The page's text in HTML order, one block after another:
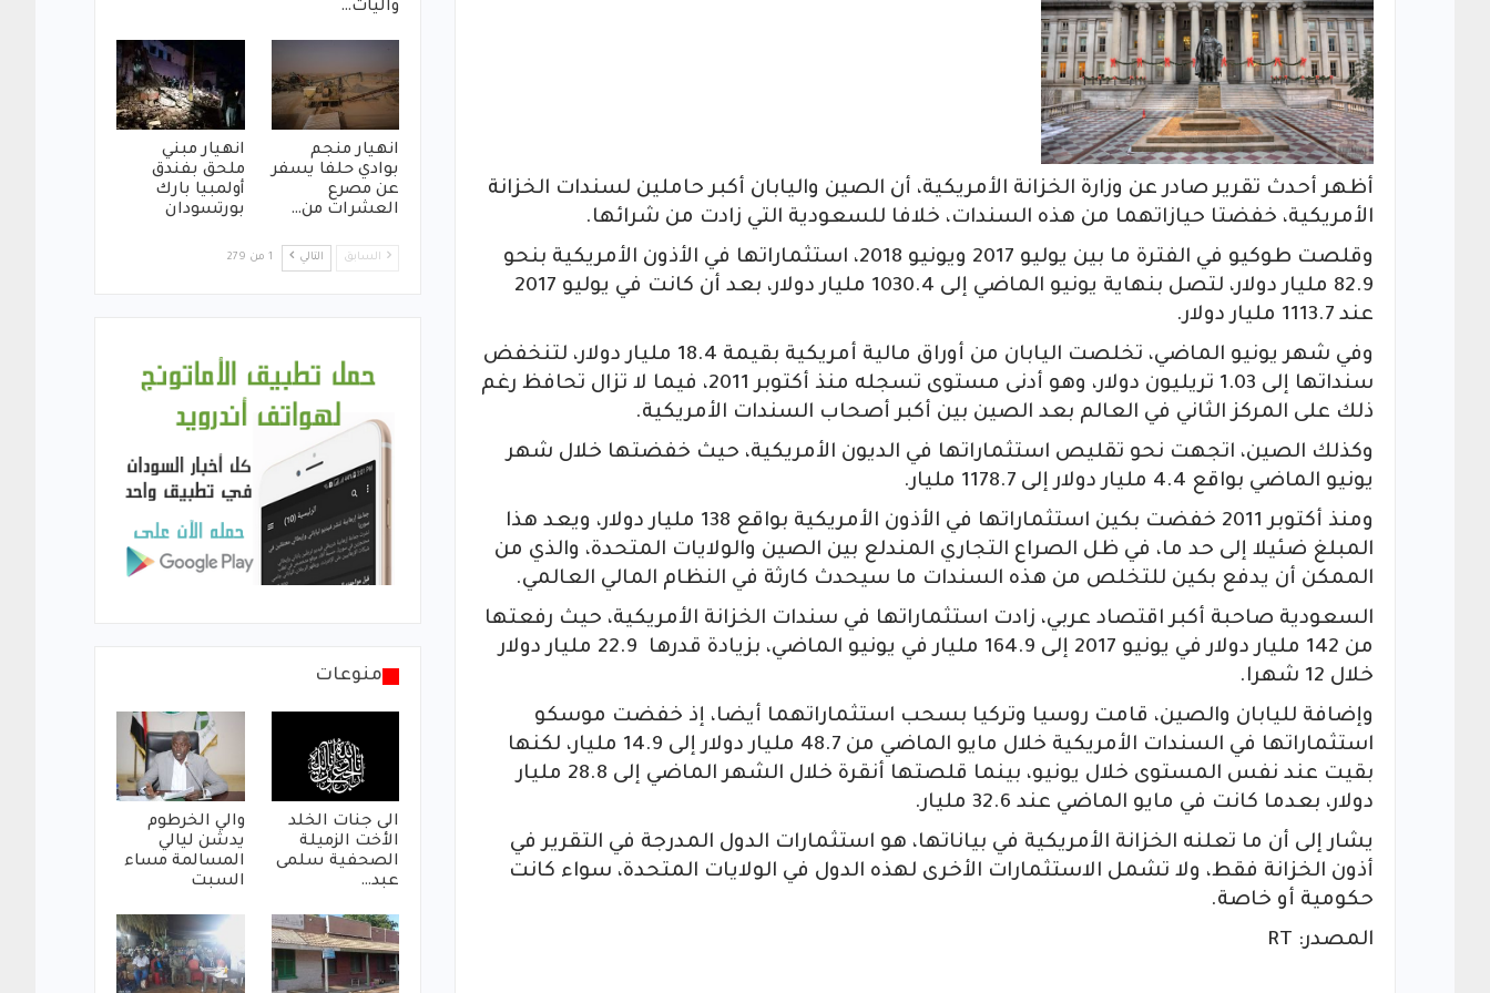
أظهر أحدث تقرير صادر عن وزارة الخزانة الأمريكية، أن الصين واليابان أكبر حاملين لسندات الخزانة
الأمريكية، خفضتا حيازاتهما من هذه السندات، خلافا للسعودية التي زادت من شرائها.
وقلصت طوكيو في الفترة ما بين يوليو 2017 ويونيو 2018، استثماراتها في الأذون الأمريكية بنحو
82.9 مليار دولار، لتصل بنهاية يونيو الماضي إلى 1030.4 مليار دولار، بعد أن كانت في يوليو 2017
عند 1113.7 مليار دولار.
وفي شهر يونيو الماضي، تخلصت اليابان من أوراق مالية أمريكية بقيمة 18.4 مليار دولار، لتنخفض
سنداتها إلى 1.03 تريليون دولار، وهو أدنى مستوى تسجله منذ أكتوبر 2011، فيما لا تزال تحافظ رغم
ذلك على المركز الثاني في العالم بعد الصين بين أكبر أصحاب السندات الأمريكية.
وكذلك الصين، اتجهت نحو تقليص استثماراتها في الديون الأمريكية، حيث خفضتها خلال شهر
يونيو الماضي بواقع 4.4 مليار دولار إلى 1178.7 مليار.
ومنذ أكتوبر 2011 خفضت بكين استثماراتها في الأذون الأمريكية بواقع 138 مليار دولار، ويعد هذا
المبلغ ضئيلا إلى حد ما، في ظل الصراع التجاري المندلع بين الصين والولايات المتحدة، والذي من
الممكن أن يدفع بكين للتخلص من هذه السندات ما سيحدث كارثة في النظام المالي العالمي.
السعودية صاحبة أكبر اقتصاد عربي، زادت استثماراتها في سندات الخزانة الأمريكية، حيث رفعتها
من 142 مليار دولار في يونيو 2017 إلى 164.9 مليار في يونيو الماضي، بزيادة قدرها 22.9 مليار دولار
خلال 12 شهرا.
وإضافة لليابان والصين، قامت روسيا وتركيا بسحب استثماراتهما أيضا، إذ خفضت موسكو
استثماراتها في السندات الأمريكية خلال مايو الماضي من 48.7 مليار دولار إلى 14.9 مليار، لكنها
بقيت عند نفس المستوى خلال يونيو، بينما قلصتها أنقرة خلال الشهر الماضي إلى 28.8 مليار
دولار، بعدما كانت في مايو الماضي عند 32.6 مليار.
يشار إلى أن ما تعلنه الخزانة الأمريكية في بياناتها، هو استثمارات الدول المدرجة في التقرير في
أذون الخزانة فقط، ولا تشمل الاستثمارات الأخرى لهذه الدول في الولايات المتحدة، سواء كانت
حكومية أو خاصة.
المصدر: RT
واليات…
انهيار منجم
بوادي حلفا يسفر
عن مصرع
العشرات من…
انهيار مبني
ملحق بفندق
أولمبيا بارك
بورتسودان
السابق التالي 1 من 279
منوعات
الى جنات الخلد
الأخت الزميلة
الصحفية سلمى
عبد…
والي الخرطوم
يدشن ليالي
المسالمة مساء
السبت